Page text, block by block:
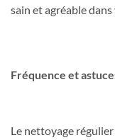
sain et agréable
Fréquence et
Le nettoyage